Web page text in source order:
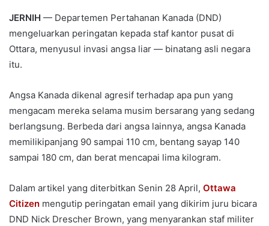
JERNIH — Departemen Pertahanan Kanada (DND)
mengeluarkan peringatan kepada staf kantor pusat di
Ottara, menyusul invasi angsa liar — binatang asli negara
itu.
Angsa Kanada dikenal agresif terhadap apa pun yang
mengacam mereka selama musim bersarang yang sedang
berlangsung. Berbeda dari angsa lainnya, angsa Kanada
memilikipanjang 90 sampai 110 cm, bentang sayap 140
sampai 180 cm, dan berat mencapai lima kilogram.
Dalam artikel yang diterbitkan Senin 28 April, Ottawa
Citizen mengutip peringatan email yang dikirim juru bicara
DND Nick Drescher Brown, yang menyarankan staf militer